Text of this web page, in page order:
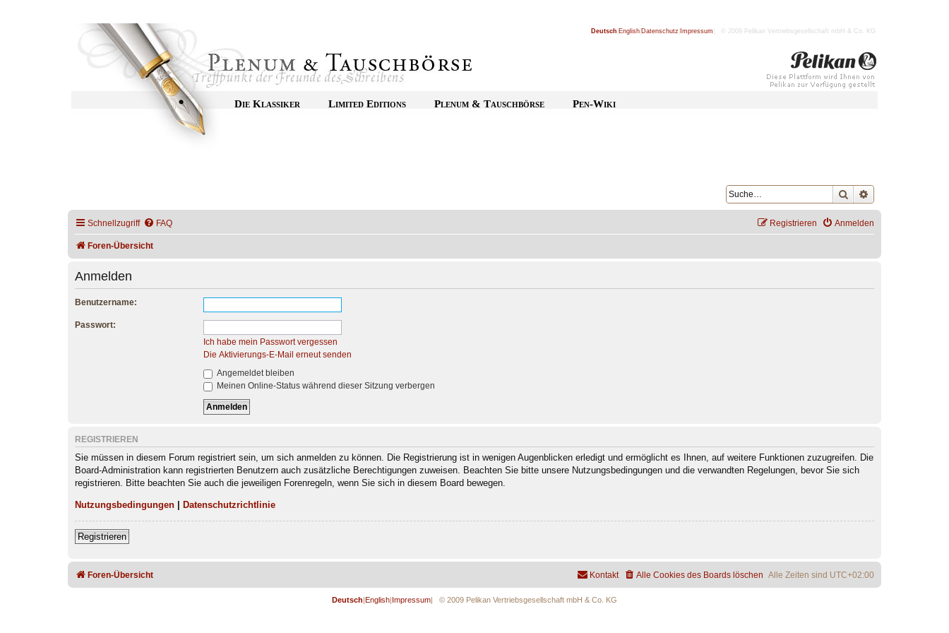
Deutsch English Datenschutz Impressum | © 2009 Pelikan Vertriebsgesellschaft mbH & Co. KG
Die Klassiker Limited Editions Plenum & Tauschbörse Pen-Wiki
Suche
Schnellzugriff FAQ Anmelden
Registrieren
Foren-Übersicht
Anmelden
Benutzername:
Passwort:
Ich habe mein Passwort vergessen
Die Aktivierungs-E-Mail erneut senden
Angemeldet bleiben
Meinen Online-Status während dieser Sitzung verbergen
REGISTRIEREN
Sie müssen in diesem Forum registriert sein, um sich anmelden zu können. Die Registrierung ist in wenigen Augenblicken erledigt und ermöglicht es Ihnen, auf weitere Funktionen zuzugreifen. Die
Board-Administration kann registrierten Benutzern auch zusätzliche Berechtigungen zuweisen. Beachten Sie bitte unsere Nutzungsbedingungen und die verwandten Regelungen, bevor Sie sich
registrieren. Bitte beachten Sie auch die jeweiligen Forenregeln, wenn Sie sich in diesem Board bewegen.
Nutzungsbedingungen Datenschutzrichtlinie
Registrieren
Foren-Übersicht Alle Zeiten sind UTC+02:00
Alle Cookies des Boards löschen
Kontakt
Deutsch English Impressum | © 2009 Pelikan Vertriebsgesellschaft mbH & Co. KG